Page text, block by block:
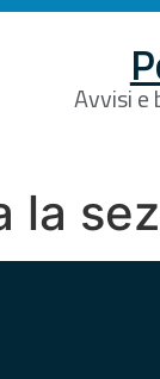
Avvisi e
la